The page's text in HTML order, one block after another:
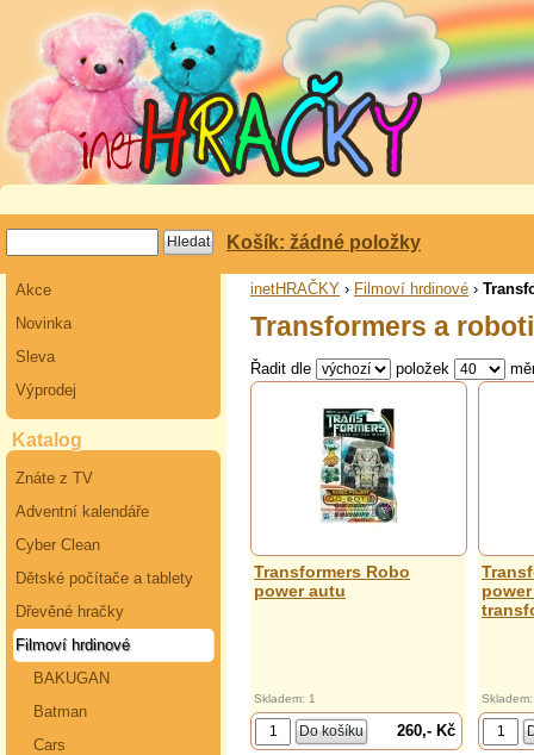
Košík: žádné položky
Akce
Novinka
Sleva
Výprodej
Katalog
Znáte z TV
Adventní kalendáře
Cyber Clean
Dětské počítače a tablety
Dřevěné hračky
Filmoví hrdinové
BAKUGAN
Batman
Cars
inetHRAČKY › Filmoví hrdinové ›
Transformers a roboti
Řadit dle položek
Transformers Robo
power autu
Skladem: 1
260,- Kč